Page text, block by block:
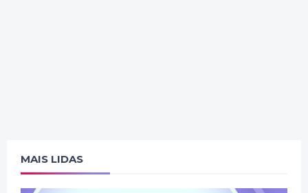
MAIS LIDAS